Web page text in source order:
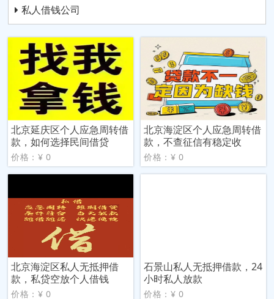
私人借钱公司
北京延庆区个人应急周转借
款，如何选择民间借贷
价格：¥ 0
北京海淀区个人应急周转借
款，不查征信有稳定收
价格：¥ 0
北京海淀区私人无抵押借
款，私贷空放个人借钱
价格：¥ 0
石景山私人无抵押借款，24
小时私人放款
价格：¥ 0